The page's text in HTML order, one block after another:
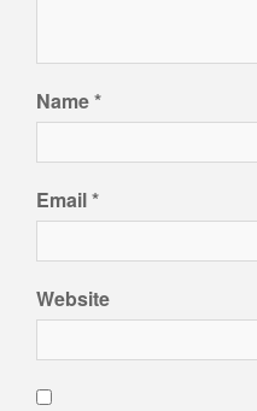
Name*
Email*
Website